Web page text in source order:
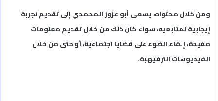
ومن خلال محتواه، يسعى أبو عزوز المحمدي إلى تقديم تجربة
إيجابية لمتابعيه، سواء كان ذلك من خلال تقديم معلومات
مفيدة، إلقاء الضوء على قضايا اجتماعية، أو حتى من خلال
الفيديوهات الترفيهية.